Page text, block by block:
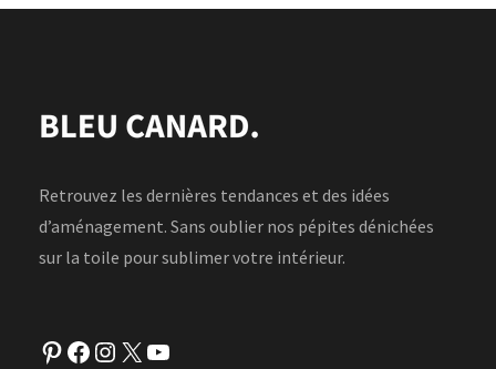
Retrouvez les dernières tendances et des idées
d’aménagement. Sans oublier nos pépites dénichées
sur la toile pour sublimer votre intérieur.
Pinterest Facebook Instagram X YouTube